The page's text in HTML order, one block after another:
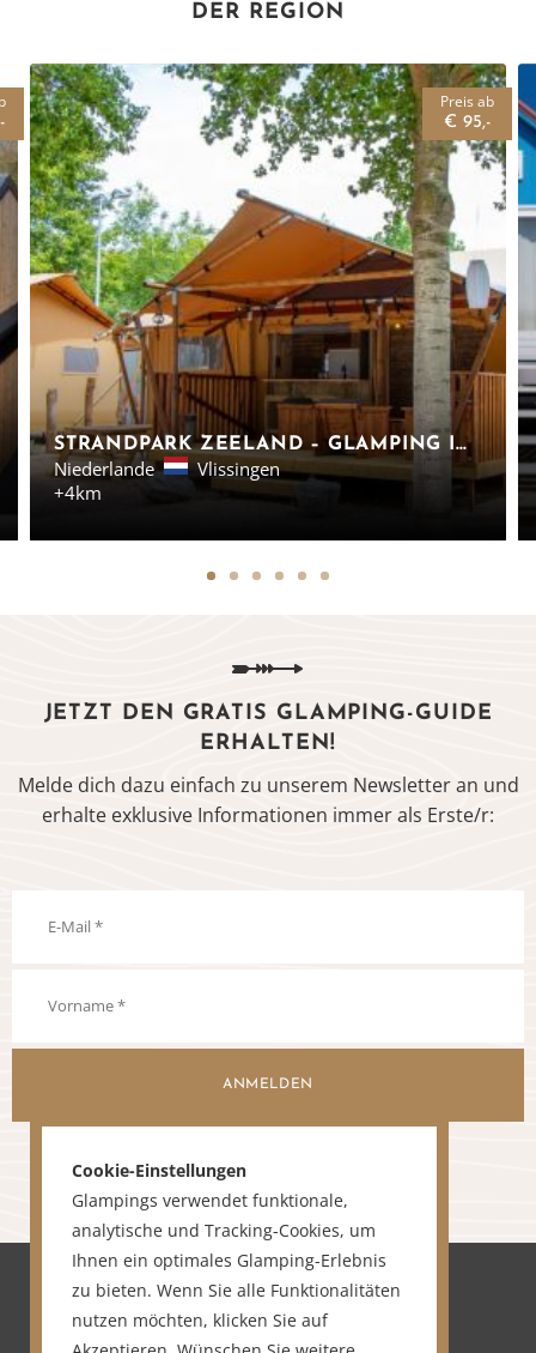
DER REGION
STRANDPARK ZEELAND – GLAMPING IN VLISSINGEN
Niederlande
Vlissingen
+4km
Preis ab
€ 95,-
JETZT DEN GRATIS GLAMPING-GUIDE
ERHALTEN!
Melde dich dazu einfach zu unserem Newsletter an und
erhalte exklusive Informationen immer als Erste/r:
ANMELDEN
Cookie-Einstellungen
Glampings verwendet funktionale,
analytische und Tracking-Cookies, um
Ihnen ein optimales Glamping-Erlebnis
zu bieten. Wenn Sie alle Funktionalitäten
nutzen möchten, klicken Sie auf